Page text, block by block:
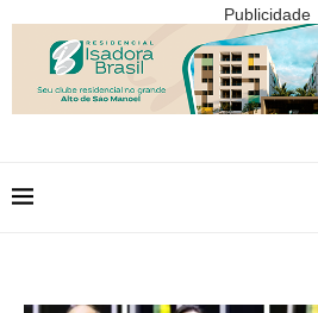
Publicidade